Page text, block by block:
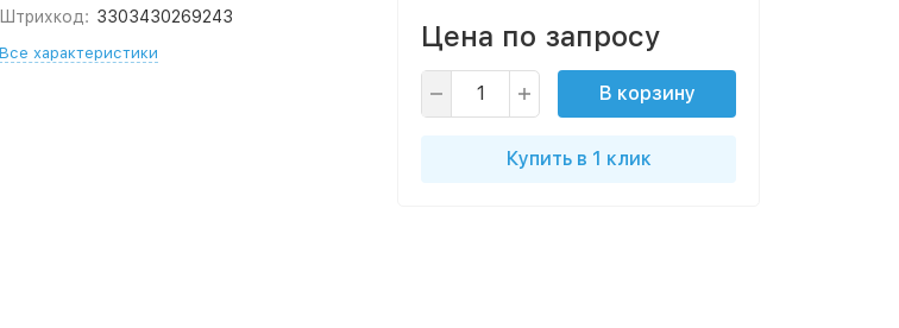
Штрихкод: 3303430269243
Все характеристики Цена по запросу
В корзину
Купить в 1 клик